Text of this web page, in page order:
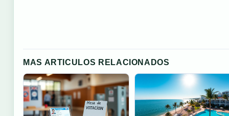
MAS ARTICULOS RELACIONADOS